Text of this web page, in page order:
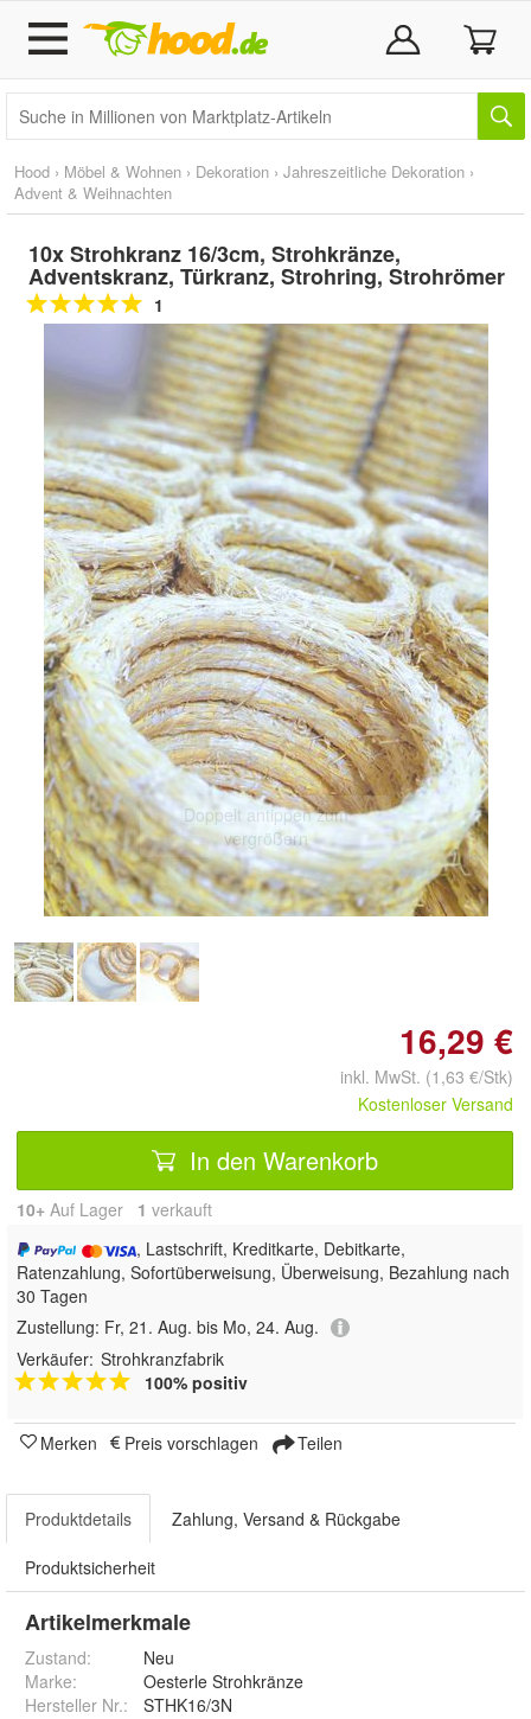
Hood › Möbel & Wohnen › Dekoration › Jahreszeitliche Dekoration ›
Advent & Weihnachten
10x Strohkranz 16/3cm, Strohkränze,
Adventskranz, Türkranz, Strohring, Strohrömer
1
Doppelt antippen zum
vergrößern
16,29 €
inkl. MwSt. (1,63 €/Stk)
Kostenloser Versand
In den Warenkorb
10+ Auf Lager 1 verkauft
, Lastschrift, Kreditkarte, Debitkarte,
Ratenzahlung, Sofortüberweisung, Überweisung, Bezahlung nach
30 Tagen
Zustellung: Fr, 21. Aug. bis Mo, 24. Aug.
Verkäufer: Strohkranzfabrik
100% positiv
Merken Preis vorschlagen Teilen
Produktdetails Zahlung, Versand & Rückgabe
Produktsicherheit
Artikelmerkmale
Zustand:
Neu
Marke:
Oesterle Strohkränze
Hersteller Nr.:
STHK16/3N